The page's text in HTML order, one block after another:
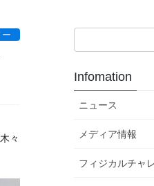
々
Infomation
ニュース
メディア情報
フィジカルチャ